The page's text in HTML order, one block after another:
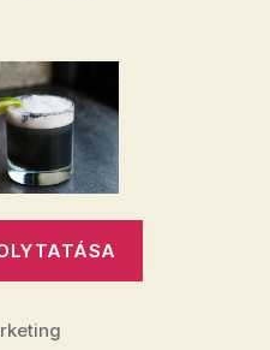
aktív
bejegyzéshez